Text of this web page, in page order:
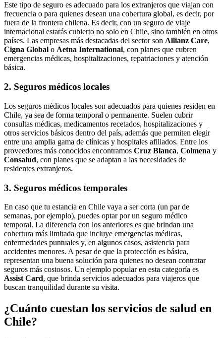
Este tipo de seguro es adecuado para los extranjeros que viajan con
frecuencia o para quienes desean una cobertura global, es decir, por
fuera de la frontera chilena. Es decir, con un seguro de viaje
internacional estarás cubierto no solo en Chile, sino también en otros
países. Las empresas más destacadas del sector son Allianz Care,
Cigna Global o Aetna International, con planes que cubren
emergencias médicas, hospitalizaciones, repatriaciones y atención
básica.
2. Seguros médicos locales
Los seguros médicos locales son adecuados para quienes residen en
Chile, ya sea de forma temporal o permanente. Suelen cubrir
consultas médicas, medicamentos recetados, hospitalizaciones y
otros servicios básicos dentro del país, además que permiten elegir
entre una amplia gama de clínicas y hospitales afiliados. Entre los
proveedores más conocidos encontramos Cruz Blanca, Colmena y
Consalud, con planes que se adaptan a las necesidades de
residentes extranjeros.
3. Seguros médicos temporales
En caso que tu estancia en Chile vaya a ser corta (un par de
semanas, por ejemplo), puedes optar por un seguro médico
temporal. La diferencia con los anteriores es que brindan una
cobertura más limitada que incluye emergencias médicas,
enfermedades puntuales y, en algunos casos, asistencia para
accidentes menores. A pesar de que la protección es básica,
representan una buena solución para quienes no desean contratar
seguros más costosos. Un ejemplo popular en esta categoría es
Assist Card, que brinda servicios adecuados para viajeros que
buscan tranquilidad durante su visita.
¿Cuánto cuestan los servicios de salud en
Chile?